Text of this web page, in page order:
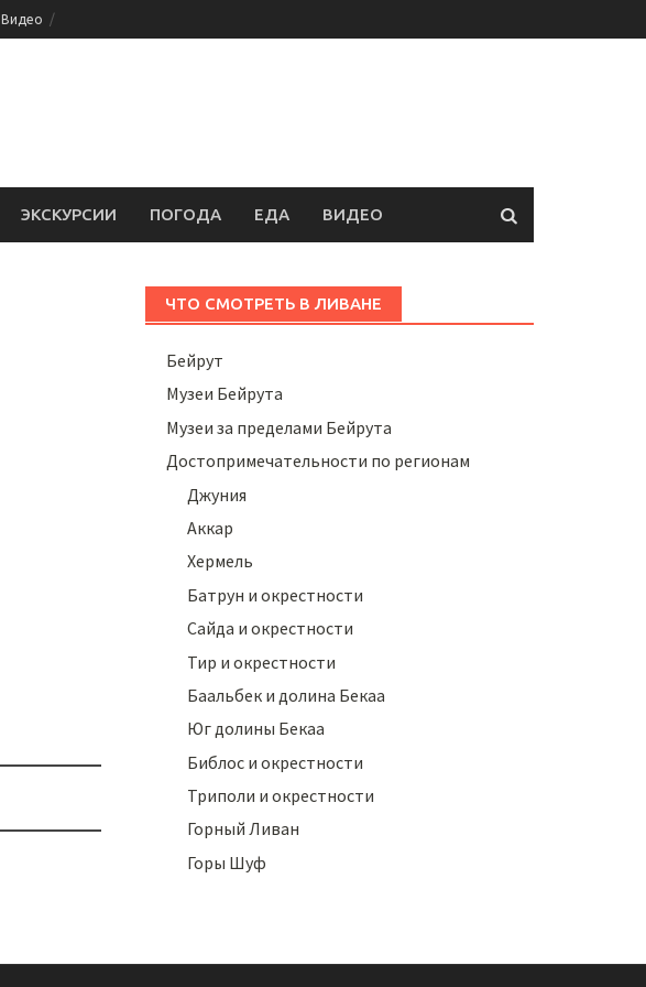
Видео
ЭКСКУРСИИ ПОГОДА ЕДА ВИДЕО
ЧТО СМОТРЕТЬ В ЛИВАНЕ
Бейрут
Музеи Бейрута
Музеи за пределами Бейрута
Достопримечательности по регионам
Джуния
Аккар
Хермель
Батрун и окрестности
Сайда и окрестности
Тир и окрестности
Баальбек и долина Бекаа
Юг долины Бекаа
Библос и окрестности
Триполи и окрестности
Горный Ливан
Горы Шуф